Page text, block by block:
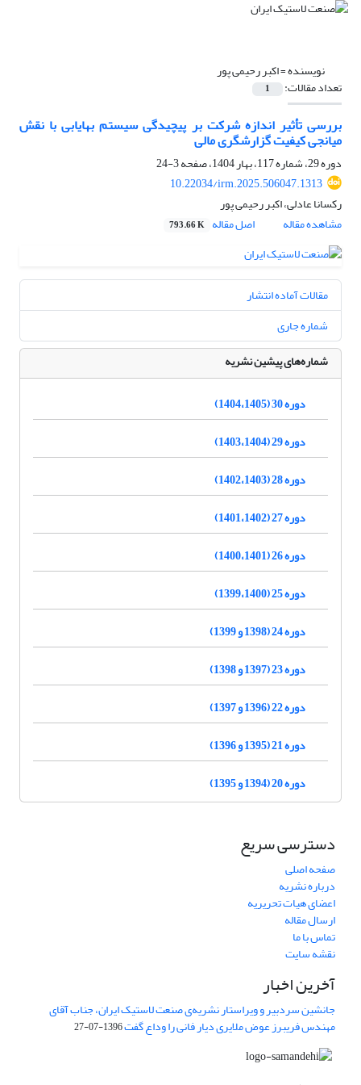
نویسنده =اکبر رحیمی پور
تعداد مقالات: 1
بررسی تأثیر اندازه شرکت بر پیچیدگی سیستم بهایابی با نقش
میانجی کیفیت گزارشگری مالی
دوره 29، شماره 117، بهار 1404، صفحه
3-24
10.22034/irm.2025.506047.1313
رکسانا عادلی، اکبر رحیمی پور
مشاهده مقاله
اصل مقاله 793.66 K
مقالات آماده انتشار
شماره جاری
شماره‌های پیشین نشریه
دوره 30 (1404،1405)
دوره 29 (1403،1404)
دوره 28 (1402،1403)
دوره 27 (1401،1402)
دوره 26 (1400،1401)
دوره 25 (1399،1400)
دوره 24 (1398 و 1399)
دوره 23 (1397 و 1398)
دوره 22 (1396 و 1397)
دوره 21 (1395 و 1396)
دوره 20 (1394 و 1395)
دسترسی سریع
صفحه اصلی
درباره نشریه
اعضای هیات تحریریه
ارسال مقاله
تماس با ما
نقشه سایت
آخرین اخبار
جانشین سردبیر و ویراستار نشریه‌ی صنعت لاستیک ایران، جناب آقای
مهندس فریبرز عوض ملایری دیار فانی را وداع گفت1396-07-27